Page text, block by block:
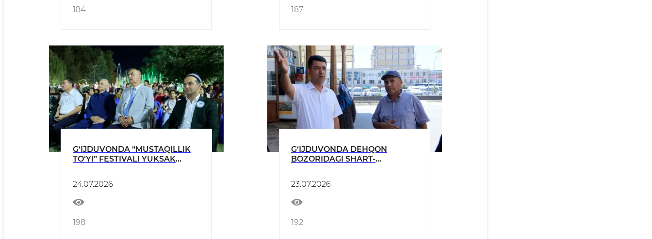
184 187
G‘IJDUVONDA “MUSTAQILLIK
TO‘YI” FESTIVALI YUKSAK
24.07.2026
198
G‘IJDUVONDA DEHQON
BOZORIDAGI SHART-
23.07.2026
192